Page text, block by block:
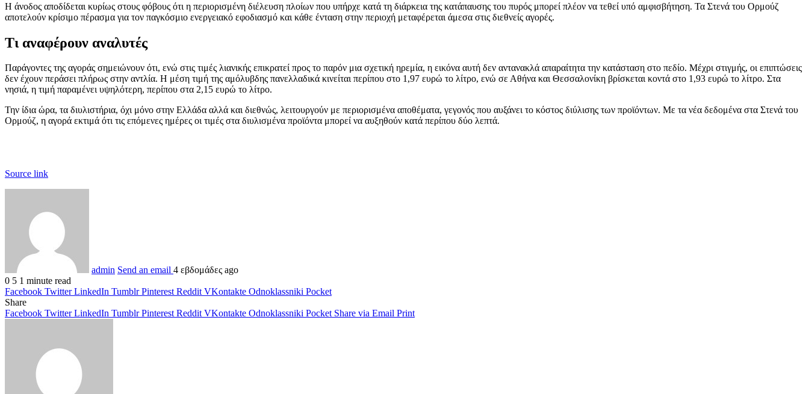
Η άνοδος αποδίδεται κυρίως στους φόβους ότι η περιορισμένη διέλευση πλοίων που υπήρχε κατά τη διάρκεια της κατάπαυσης του πυρός μπορεί πλέον να τεθεί υπό αμφισβήτηση. Τα Στενά του Ορμούζ
αποτελούν κρίσιμο πέρασμα για τον παγκόσμιο ενεργειακό εφοδιασμό και κάθε ένταση στην περιοχή μεταφέρεται άμεσα στις διεθνείς αγορές.
Τι αναφέρουν αναλυτές
Παράγοντες της αγοράς σημειώνουν ότι, ενώ στις τιμές λιανικής επικρατεί προς το παρόν μια σχετική ηρεμία, η εικόνα αυτή δεν αντανακλά απαραίτητα την κατάσταση στο πεδίο. Μέχρι στιγμής, οι επιπτώσεις
δεν έχουν περάσει πλήρως στην αντλία. Η μέση τιμή της αμόλυβδης πανελλαδικά κινείται περίπου στο 1,97 ευρώ το λίτρο, ενώ σε Αθήνα και Θεσσαλονίκη βρίσκεται κοντά στο 1,93 ευρώ το λίτρο. Στα
νησιά, η τιμή παραμένει υψηλότερη, περίπου στα 2,15 ευρώ το λίτρο.
Την ίδια ώρα, τα διυλιστήρια, όχι μόνο στην Ελλάδα αλλά και διεθνώς, λειτουργούν με περιορισμένα αποθέματα, γεγονός που αυξάνει το κόστος διύλισης των προϊόντων. Με τα νέα δεδομένα στα Στενά του
Ορμούζ, η αγορά εκτιμά ότι τις επόμενες ημέρες οι τιμές στα διυλισμένα προϊόντα μπορεί να αυξηθούν κατά περίπου δύο λεπτά.
Source link
admin Send an email 4 εβδομάδες ago
0 5 1 minute read
Facebook Twitter LinkedIn Tumblr Pinterest Reddit VKontakte Odnoklassniki Pocket
Share
Facebook Twitter LinkedIn Tumblr Pinterest Reddit VKontakte Odnoklassniki Pocket Share via Email Print